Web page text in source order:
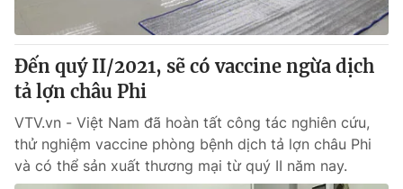
Đến quý II/2021, sẽ có vaccine ngừa dịch
tả lợn châu Phi
VTV.vn - Việt Nam đã hoàn tất công tác nghiên cứu,
thử nghiệm vaccine phòng bệnh dịch tả lợn châu Phi
và có thể sản xuất thương mại từ quý II năm nay.